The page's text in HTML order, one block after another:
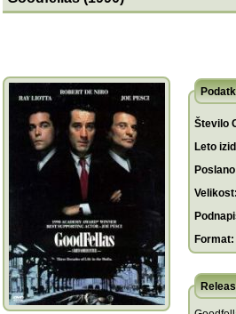
Število
Leto
Format: